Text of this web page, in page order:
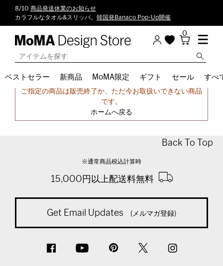
8/10 商品発送休業のお知らせ
カラフルなタオル&スリッパ。 韓国発Banaco Pop-Up開催
0
ベストセラー 新商品 MoMA限定 ギフト セール すべ
申し訳ございません。
ご指定の商品は販売終了か、ただ今お取扱いできない商品
です。
ホームへ戻る
Back To Top
※通常商品税込計算時
15,000円以上配送料無料
Get Email Updates (メルマガ登録)